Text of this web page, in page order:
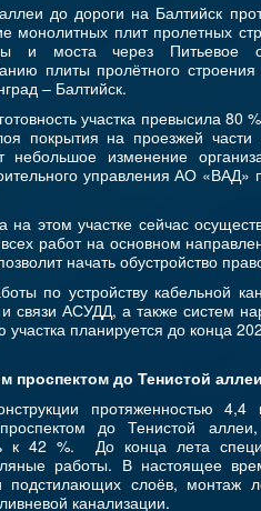
до дороги на Балтийск
монолитных плит пролетных
и моста через Питьевое
плиты пролётного
– Балтийск.
участка превысила 80
покрытия на проезжей части
небольшое изменение
управления АО «ВАД»
на этом участке сейчас
работ на основном
начать обустройство
по устройству кабельной
связи АСУДД, а также систем
планируется до конца
проспектом до Тенистой аллеи
протяженностью
до Тенистой аллеи,
к 42 %. До конца лета
работы. В настоящее
подстилающих слоёв, монтаж
канализации.